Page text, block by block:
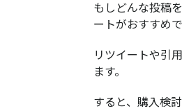
もしどんな投稿
ートがおすすめ
リツイートや引
ます。
すると、購入検